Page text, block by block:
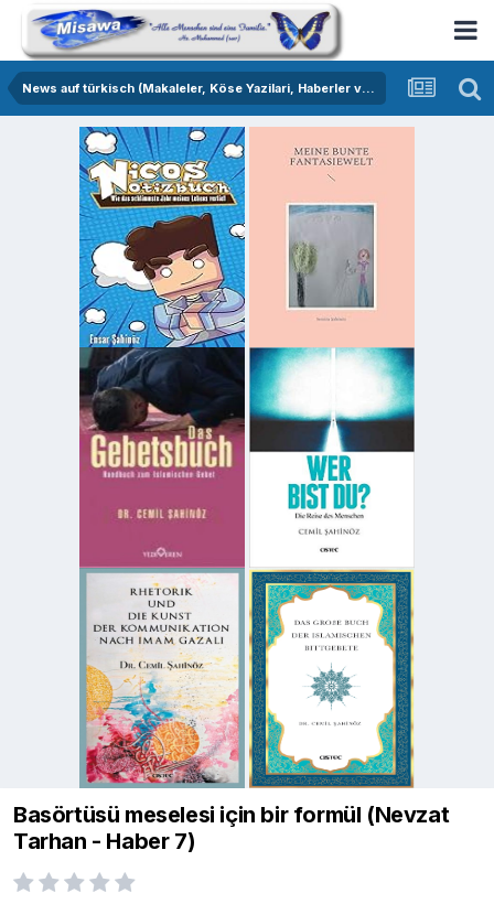
News auf türkisch (Makaleler, Köse Yazilari, Haberler vs.)
Basörtüsü meselesi için bir formül (Nevzat
Tarhan - Haber 7)